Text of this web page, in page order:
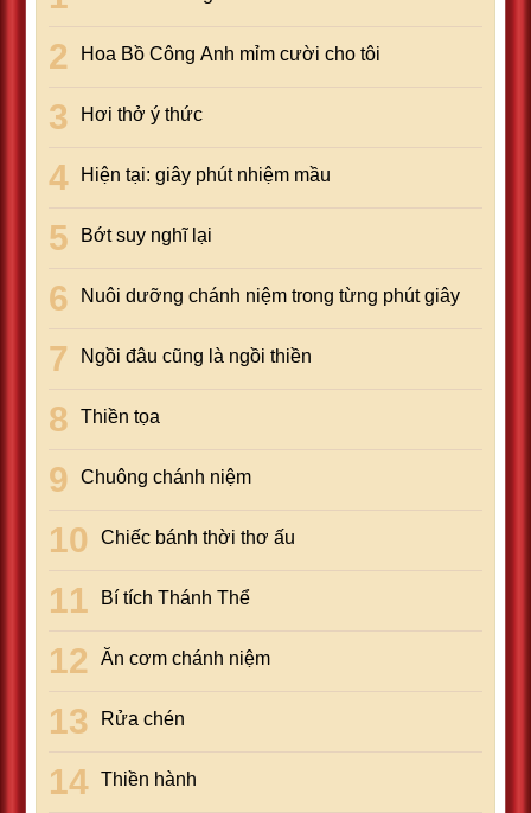
Hoa Bồ Công Anh mỉm cười cho tôi
Hơi thở ý thức
Hiện tại: giây phút nhiệm mầu
Bớt suy nghĩ lại
Nuôi dưỡng chánh niệm trong từng phút giây
Ngồi đâu cũng là ngồi thiền
Thiền tọa
Chuông chánh niệm
Chiếc bánh thời thơ ấu
Bí tích Thánh Thể
Ăn cơm chánh niệm
Rửa chén
Thiền hành